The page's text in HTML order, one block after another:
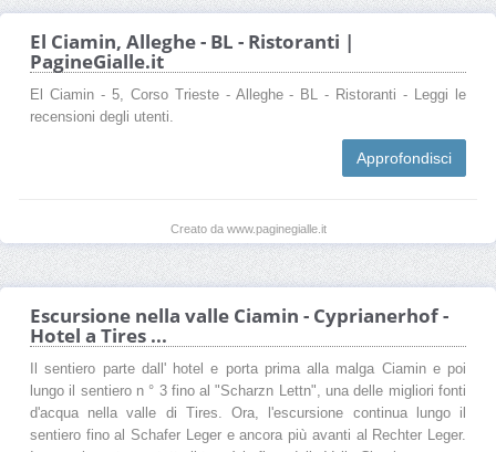
El Ciamin, Alleghe - BL - Ristoranti |
PagineGialle.it
El Ciamin - 5, Corso Trieste - Alleghe - BL - Ristoranti - Leggi le
recensioni degli utenti.
Approfondisci
Creato da www.paginegialle.it
Escursione nella valle Ciamin - Cyprianerhof -
Hotel a Tires ...
Il sentiero parte dall' hotel e porta prima alla malga Ciamin e poi
lungo il sentiero n ° 3 fino al "Scharzn Lettn", una delle migliori fonti
d'acqua nella valle di Tires. Ora, l'escursione continua lungo il
sentiero fino al Schafer Leger e ancora più avanti al Rechter Leger.